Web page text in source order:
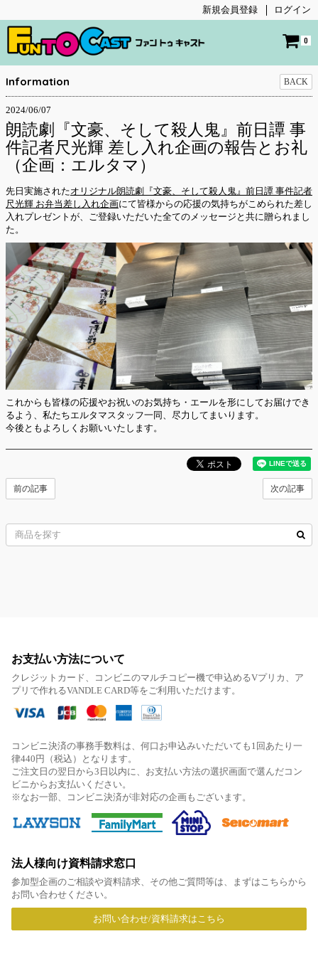
新規会員登録 ログイン
0
Information BACK
2024/06/07
朗読劇『文豪、そして殺人鬼』前日譚 事
件記者尺光輝 差し入れ企画の報告とお礼
（企画：エルタマ）
先日実施されたオリジナル朗読劇『文豪、そして殺人鬼』前日譚 事件記者
尺光輝 お弁当差し入れ企画にて皆様からの応援の気持ちがこめられた差し
入れプレゼントが、ご登録いただいた全てのメッセージと共に贈られまし
た。
これからも皆様の応援やお祝いのお気持ち・エールを形にしてお届けでき
るよう、私たちエルタマスタッフ一同、尽力してまいります。
今後ともよろしくお願いいたします。
次の記事
前の記事
お支払い方法について
クレジットカード、コンビニのマルチコピー機で申込めるVプリカ、ア
プリで作れるVANDLE CARD等をご利用いただけます。
コンビニ決済の事務手数料は、何口お申込みいただいても1回あたり一
律440円（税込）となります。
ご注文日の翌日から3日以内に、お支払い方法の選択画面で選んだコン
ビニからお支払いください。
※なお一部、コンビニ決済が非対応の企画もございます。
法人様向け資料請求窓口
参加型企画のご相談や資料請求、その他ご質問等は、まずはこちらから
お問い合わせください。
お問い合わせ/資料請求はこちら